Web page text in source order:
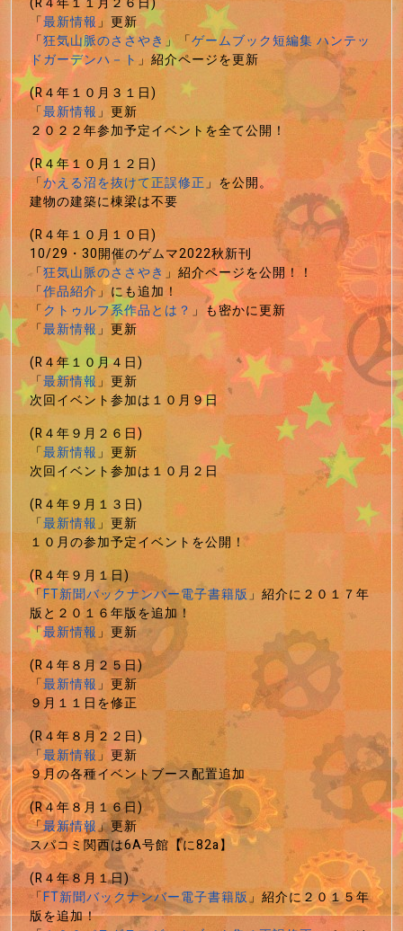
「最新情報」更新
「狂気山脈のささやき 」「ゲームブック短編集 ハンテッ
ドガーデンハ－ト 」紹介ページを更新
(R４年１０月３１日)
「最新情報」更新
２０２２年参加予定イベントを全て公開！
(R４年１０月１２日)
「かえる沼を抜けて正誤修正」を公開。
建物の建築に棟梁は不要
(R４年１０月１０日)
10/29・30開催のゲムマ2022秋新刊
「狂気山脈のささやき 」紹介ページを公開！！
「作品紹介」にも追加！
「クトゥルフ系作品とは？ 」も密かに更新
「最新情報」更新
(R４年１０月４日)
「最新情報」更新
次回イベント参加は１０月９日
(R４年９月２６日)
「最新情報」更新
次回イベント参加は１０月２日
(R４年９月１３日)
「最新情報」更新
１０月の参加予定イベントを公開！
(R４年９月１日)
「FT新聞バックナンバー電子書籍版」紹介に２０１７年
版と２０１６年版を追加！
「最新情報」更新
(R４年８月２５日)
「最新情報」更新
９月１１日を修正
(R４年８月２２日)
「最新情報」更新
９月の各種イベントブース配置追加
(R４年８月１６日)
「最新情報」更新
スパコミ関西は6A号館【に82a】
(R４年８月１日)
「FT新聞バックナンバー電子書籍版」紹介に２０１５年
版を追加！